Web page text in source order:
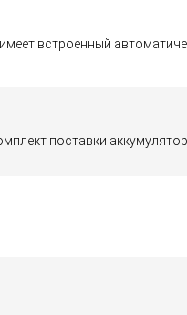
встроенный
поставки